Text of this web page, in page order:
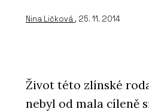
Nina Ličková, 25. 11. 2014
Život této zlínské
nebyl od mala cíleně